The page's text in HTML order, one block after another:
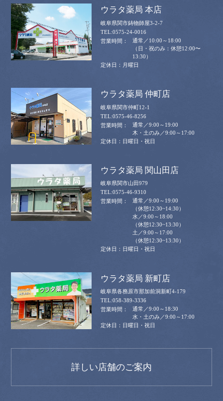
ウラタ薬局 本店
岐阜県関市鋳物師屋3-2-7
0575-24-0016
通常／10:00～18:00
（日・祝のみ：休憩12:00〜
13:30）
月曜日
ウラタ薬局 仲町店
岐阜県関市仲町12-1
0575-46-8256
通常／9:00～19:00
木・土のみ／9:00～17:00
日曜日・祝日
ウラタ薬局 関山田店
岐阜県関市山田979
0575-46-9310
通常／9:00～19:00
（休憩12:30~14:30）
水／9:00～18:00
（休憩12:30~13:30）
土／9:00～17:00
（休憩12:30~13:30）
日曜日・祝日
ウラタ薬局 新町店
岐阜県各務原市那加前洞新町4-179
058-389-3336
通常／9:00～18:30
水・土のみ／9:00～17:00
日曜日・祝日
詳しい店舗のご案内